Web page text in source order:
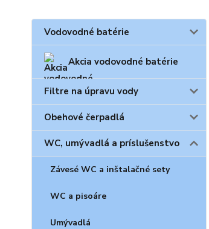
Vodovodné batérie
Akcia vodovodné batérie
Filtre na úpravu vody
Obehové čerpadlá
WC, umývadlá a príslušenstvo
Závesé WC a inštalačné sety
WC a pisoáre
Umývadlá